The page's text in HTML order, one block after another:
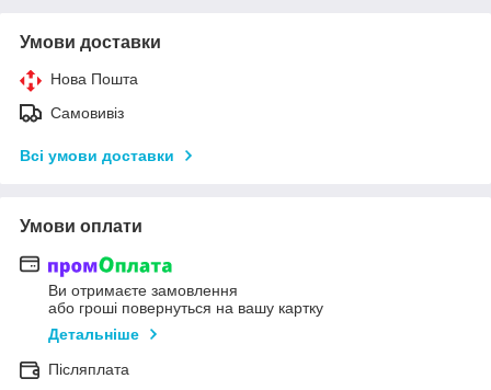
Умови доставки
Нова Пошта
Самовивіз
Всі умови доставки
Умови оплати
Ви отримаєте замовлення
або гроші повернуться на вашу картку
Детальніше
Післяплата